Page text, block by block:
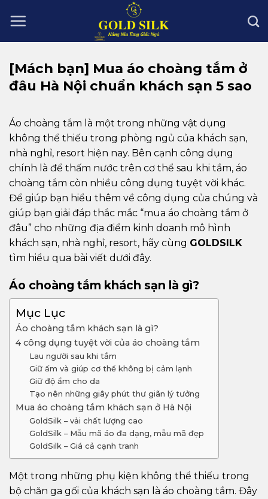
[Mách bạn] Mua áo choàng tắm ở
đâu Hà Nội chuẩn khách sạn 5 sao
Áo choàng tắm là một trong những vật dụng
không thể thiếu trong phòng ngủ của khách sạn,
nhà nghỉ, resort hiện nay. Bên cạnh công dụng
chính là để thấm nước trên cơ thể sau khi tắm, áo
choàng tắm còn nhiều công dụng tuyệt vời khác.
Để giúp bạn hiểu thêm về công dụng của chúng và
giúp bạn giải đáp thắc mắc “mua áo choàng tắm ở
đâu” cho những địa điểm kinh doanh mô hình
khách sạn, nhà nghỉ, resort, hãy cùng GOLDSILK
tìm hiểu qua bài viết dưới đây.
Áo choàng tắm khách sạn là gì?
Mục Lục
Áo choàng tắm khách sạn là gì?
4 công dụng tuyệt vời của áo choàng tắm
Lau người sau khi tắm
Giữ ấm và giúp cơ thể không bị cảm lạnh
Giữ độ ẩm cho da
Tạo nên những giây phút thư giãn lý tưởng
Mua áo choàng tắm khách sạn ở Hà Nội
GoldSilk – vải chất lượng cao
GoldSilk – Mẫu mã áo đa dạng, mẫu mã đẹp
GoldSilk – Giá cả cạnh tranh
Một trong những phụ kiện không thể thiếu trong
bộ chăn ga gối của khách sạn là áo choàng tắm. Đây